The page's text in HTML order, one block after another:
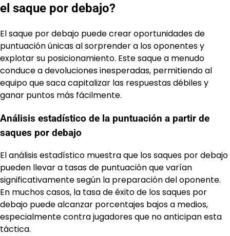
el saque por debajo?
El saque por debajo puede crear oportunidades de
puntuación únicas al sorprender a los oponentes y
explotar su posicionamiento. Este saque a menudo
conduce a devoluciones inesperadas, permitiendo al
equipo que saca capitalizar las respuestas débiles y
ganar puntos más fácilmente.
Análisis estadístico de la puntuación a partir de
saques por debajo
El análisis estadístico muestra que los saques por debajo
pueden llevar a tasas de puntuación que varían
significativamente según la preparación del oponente.
En muchos casos, la tasa de éxito de los saques por
debajo puede alcanzar porcentajes bajos a medios,
especialmente contra jugadores que no anticipan esta
táctica.